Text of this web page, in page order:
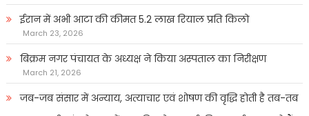
ईरान में अभी आटा की कीमत 5.2 लाख रियाल प्रति किलो
March 23, 2026
बिक्रम नगर पंचायत के अध्यक्ष ने किया अस्पताल का निरीक्षण
March 21, 2026
जब-जब संसार में अन्याय, अत्याचार एवं शोषण की वृद्धि होती है तब-तब